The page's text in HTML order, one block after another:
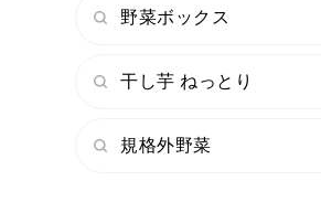
野菜ボックス
干し芋 ねっとり
規格外野菜